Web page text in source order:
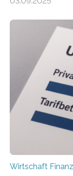
Landkreise mit
ist demnach
der
Berlin starteten
eigene
Städte
hingegen die
der
Wirtschaft